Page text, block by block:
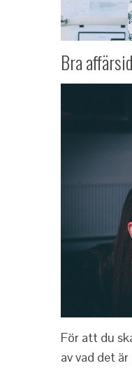
Bra
För att du
av vad det